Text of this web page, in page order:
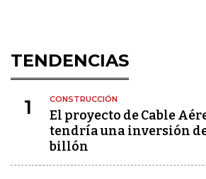
TENDENCIAS
1 CONSTRUCCIÓN
El proyecto de Cable
tendría una inversión de
billón